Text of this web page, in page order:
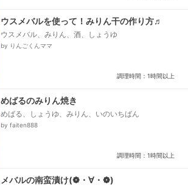
ウスメバルを使って！みりん干の作り方♬
ウスメバル、みりん、酒、しょうゆ
by りんごくんママ
調理時間：1時間以上
めばるのみりん焼き
めばる、しょうゆ、みりん、いのいちばん
by faiten888
調理時間：1時間以上
メバルの南蛮漬け(❁・∀・❁)